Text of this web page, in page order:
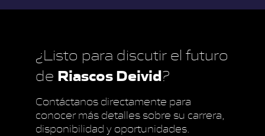
¿Listo para discutir el futuro
de Riascos Deivid?
Contáctanos directamente para
conocer más detalles sobre su carrera,
disponibilidad y oportunidades.